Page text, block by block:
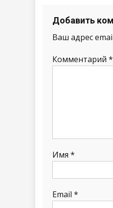
Добавить
Ваш адрес
Комментарий *
Имя *
Email *